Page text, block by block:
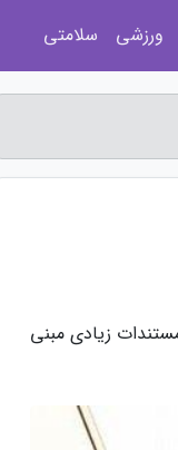
این شرکت ها مستندات زیادی مبنی
ورزشی سلامتی